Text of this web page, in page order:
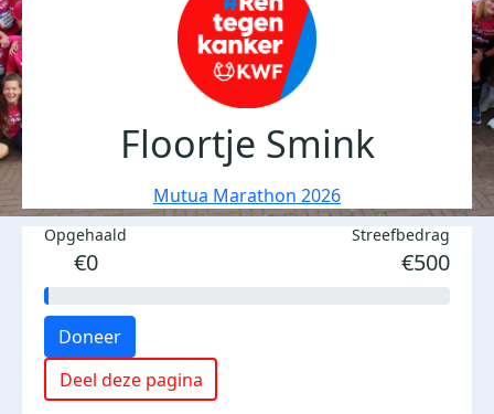
Floortje Smink
Mutua Marathon 2026
Opgehaald
€0
Streefbedrag
€500
Doneer
Deel deze pagina